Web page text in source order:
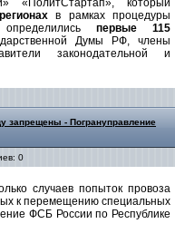
«ПолитСтартап», который
в рамках процедуры
первые 115
Думы РФ, члены
законодательной и
запрещены - Погрануправление
0
случаев попыток провоза
к перемещению специальных
ФСБ России по Республике